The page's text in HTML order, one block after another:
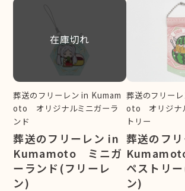
在庫切れ
葬送のフリーレン in Kumam
oto オリジナルミニガーラ
ンド
葬送のフリーレン in
Kumamoto ミニガ
ーランド(フリーレ
ン)
葬送のフリー
oto オリジナ
トリー
葬送のフ
ペストリ
ン)